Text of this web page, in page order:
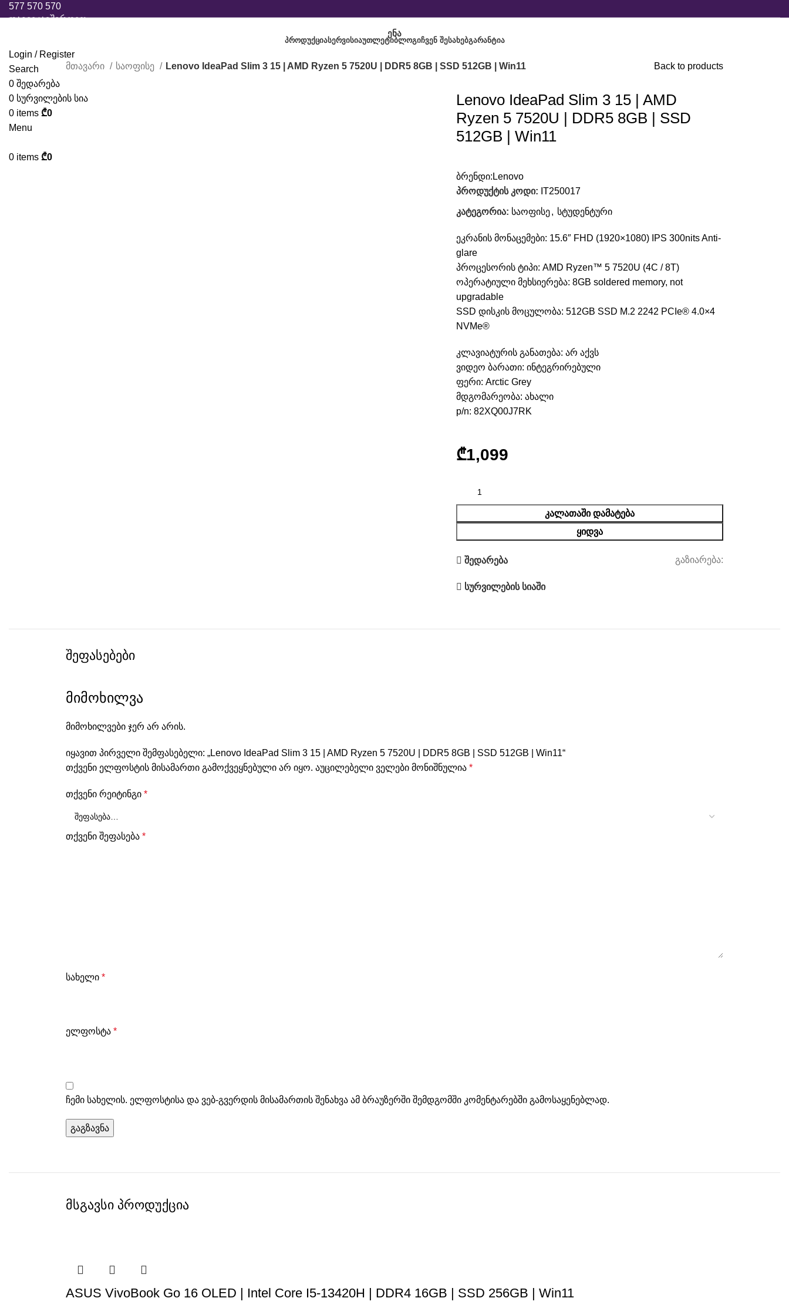
577 570 570
დაგვიკავშირდით
ᲔᲜᲐ
ᲞᲠᲝᲓᲣᲥᲪᲘᲐᲡᲔᲠᲕᲘᲡᲘᲐᲣᲗᲚᲔᲢᲘᲑᲚᲝᲒᲘᲩᲕᲔᲜ ᲨᲔᲡᲐᲮᲔᲑᲒᲐᲠᲐᲜᲢᲘᲐ
Login / Register
Search
0 შედარება
0 სურვილების სია
0 items ₾0
Menu
0 items ₾0
მთავარი საოფისე Lenovo IdeaPad Slim 3 15 | AMD Ryzen 5 7520U | DDR5 8GB | SSD 512GB | Win11 Back to products
Lenovo IdeaPad Slim 3 15 | AMD
Ryzen 5 7520U | DDR5 8GB | SSD
512GB | Win11
ბრენდი: Lenovo
პროდუქტის კოდი: IT250017
კატეგორია: საოფისე, სტუდენტური
ეკრანის მონაცემები: 15.6″ FHD (1920×1080) IPS 300nits Anti-
glare
პროცესორის ტიპი: AMD Ryzen™ 5 7520U (4C / 8T)
ოპერატიული მეხსიერება: 8GB soldered memory, not
upgradable
SSD დისკის მოცულობა: 512GB SSD M.2 2242 PCIe® 4.0×4
NVMe®
კლავიატურის განათება: არ აქვს
ვიდეო ბარათი: ინტეგრირებული
ფერი: Arctic Grey
მდგომარეობა: ახალი
p/n: 82XQ00J7RK
₾1,099
ᲙᲐᲚᲐᲗᲐᲨᲘ ᲓᲐᲛᲐᲢᲔᲑᲐ
ᲧᲘᲓᲕᲐ
შედარება
სურვილების სიაში
გაზიარება:
შეფასებები
მიმოხილვა
მიმოხილვები ჯერ არ არის.
იყავით პირველი შემფასებელი: „Lenovo IdeaPad Slim 3 15 | AMD Ryzen 5 7520U | DDR5 8GB | SSD 512GB | Win11“
თქვენი ელფოსტის მისამართი გამოქვეყნებული არ იყო. აუცილებელი ველები მონიშნულია *
თქვენი რეიტინგი *
თქვენი შეფასება *
სახელი *
ელფოსტა *
ჩემი სახელის. ელფოსტისა და ვებ-გვერდის მისამართის შენახვა ამ ბრაუზერში შემდგომში კომენტარებში გამოსაყენებლად.
მსგავსი პროდუქცია
ASUS VivoBook Go 16 OLED | Intel Core I5-13420H | DDR4 16GB | SSD 256GB | Win11